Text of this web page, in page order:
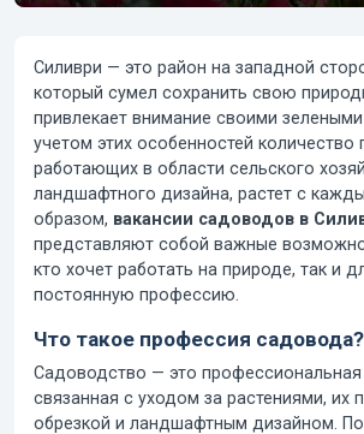
Силиври — это район на западной
который сумел сохранить свою
привлекает внимание своими
учетом этих особенностей количество
работающих в области сельского
ландшафтного дизайна, растет с
образом, вакансии садоводов в
представляют собой важные
кто хочет работать на природе, так и
постоянную профессию.
Что такое профессия садовода?
Садоводство — это профессиональная
связанная с уходом за растениями, их
обрезкой и ландшафтным дизайном.